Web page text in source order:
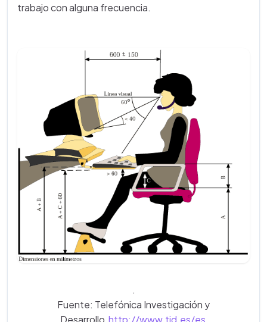
trabajo con alguna frecuencia.
.
Fuente: Telefónica Investigación y
Desarrollo http://www.tid.es/es